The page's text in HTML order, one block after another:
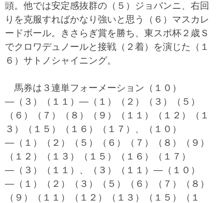
頭。他では安定感抜群の（５）ジョバンニ、右回
りを克服すればかなり強いと思う（６）マスカレ
ードボール。きさらぎ賞を勝ち、東スポ杯２歳Ｓ
でクロワデュノールと接戦（２着）を演じた（１
６）サトノシャイニング。
馬券は３連単フォーメーション（１０）
―（３）（１１）―（１）（２）（３）（５）
（６）（７）（８）（９）（１１）（１２）（１
３）（１５）（１６）（１７）、（１０）
―（１）（２）（５）（６）（７）（８）（９）
（１２）（１３）（１５）（１６）（１７）
―（３）（１１）、（３）（１１）―（１０）
―（１）（２）（３）（５）（６）（７）（８）
（９）（１１）（１２）（１３）（１５）（１